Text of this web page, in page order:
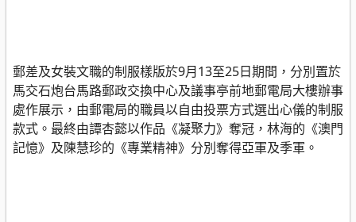
郵差及女裝文職的制服樣版於9月13至25日期間，分別置於
馬交石炮台馬路郵政交換中心及議事亭前地郵電局大樓辦事
處作展示，由郵電局的職員以自由投票方式選出心儀的制服
款式。最終由譚杏懿以作品《凝聚力》奪冠，林海的《澳門
記憶》及陳慧珍的《專業精神》分別奪得亞軍及季軍。